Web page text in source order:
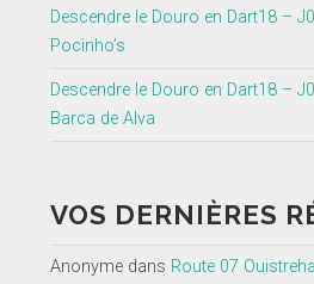
Descendre le Douro en Dart18 –
Pocinho’s
Descendre le Douro en Dart18 –
Barca de Alva
VOS DERNIÈRES
Anonymedans Route 07